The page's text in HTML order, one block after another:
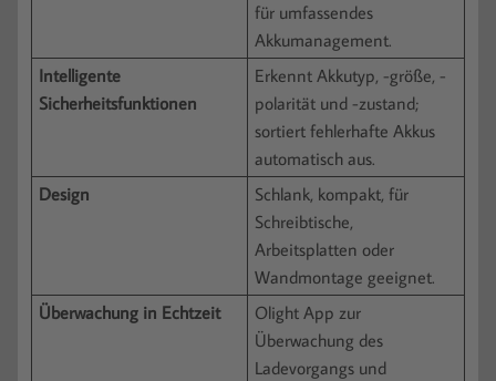
für umfassendes
Akkumanagement.
Intelligente
Sicherheitsfunktionen
Erkennt Akkutyp, -größe, -
polarität und -zustand;
sortiert fehlerhafte Akkus
automatisch aus.
Design
Schlank, kompakt, für
Schreibtische,
Arbeitsplatten oder
Wandmontage geeignet.
Überwachung in Echtzeit
Olight App zur
Überwachung des
Ladevorgangs und